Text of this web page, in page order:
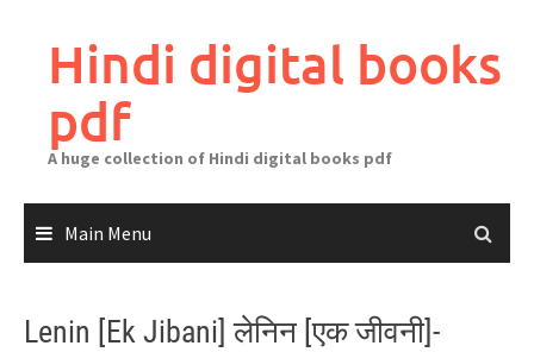
contentHindi digital books
pdf
A huge collection of Hindi digital books pdf
Main Menu
Lenin [Ek Jibani] लेनिन [एक जीवनी]-